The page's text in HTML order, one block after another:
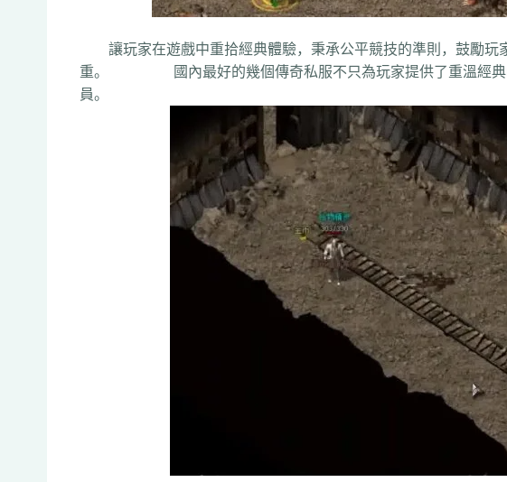
讓玩家在遊戲中重拾經典體驗，秉承公平競技的準則，鼓勵玩
重。 國內最好的幾個傳奇私服不只為玩家提供了重溫經典的
員。